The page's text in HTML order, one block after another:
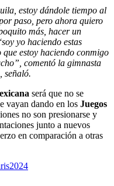
estoy dándole tiempo al
paso, pero ahora quiero
más, hacer un
yo haciendo estas
estoy haciendo conmigo
comentó la gimnasta
señaló.
será que no se
vayan dando en los Juegos
no son presionarse y
junto a nuevos
en comparación a otras